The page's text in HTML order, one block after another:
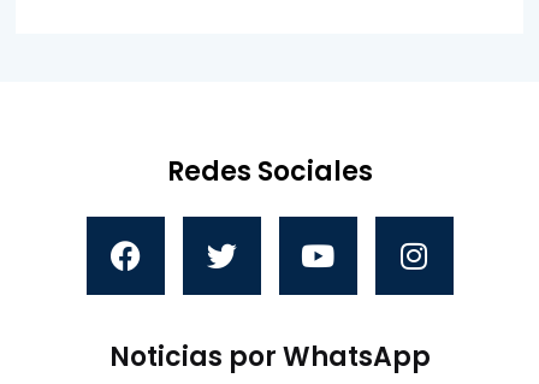
Redes Sociales
Noticias por WhatsApp